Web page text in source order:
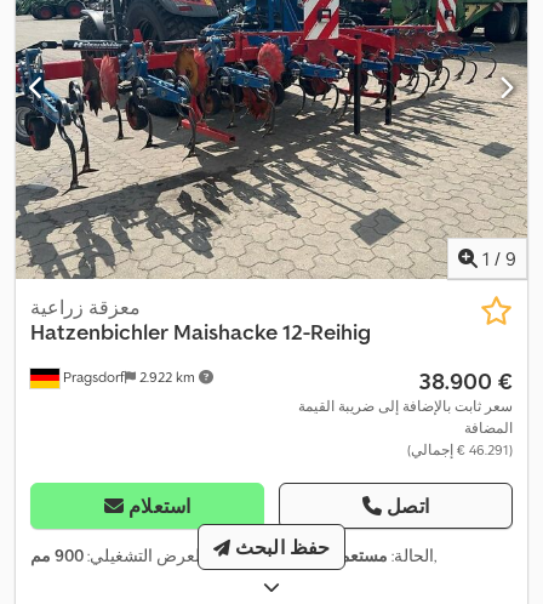
1 / 9
Pragsdorf 2.922 km
معزقة زراعية
Hatzenbichler Maishacke 12-Reihig
‏38.900 €
سعر ثابت بالإضافة إلى ضريبة القيمة
المضافة
(‏46.291 € إجمالي)
استعلام اتصل
الحالة: مستعمل, سنة الصنع:2021 , العرض التشغيلي:900 مم , حفظ البحث